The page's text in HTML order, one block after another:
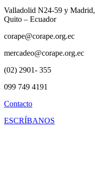
Valladolid N24-59 y Madrid,
Quito – Ecuador
corape@corape.org.ec
mercadeo@corape.org.ec
(02) 2901- 355
099 749 4191
Contacto
ESCRÍBANOS